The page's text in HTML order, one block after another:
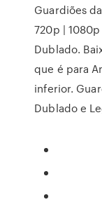
Guardiões
720p |
Dublado.
que é para
inferior.
Dublado e